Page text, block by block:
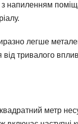
напиленням
легше
від тривалого
метр